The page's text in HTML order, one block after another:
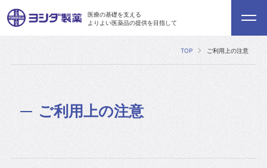
医療の基礎を支える
よりよい医薬品の提供を目指して
TOP ご利用上の注意
ご利用上の注意